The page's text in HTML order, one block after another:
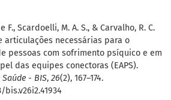
F., Scardoelli, M. A. S., & Carvalho, R. C.
articulações necessárias para o
pessoas com sofrimento psíquico e em
das equipes conectoras (EAPS).
- BIS, 26(2), 167–174.
bis.v26i2.41934